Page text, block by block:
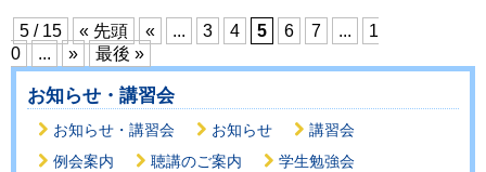
5 / 15 « 先頭 « ... 3 4 5 6 7 ...
1
0
... » 最後 »
お知らせ・講習会
お知らせ・講習会 お知らせ
講習会
例会案内
聴講のご案内
学生勉強会